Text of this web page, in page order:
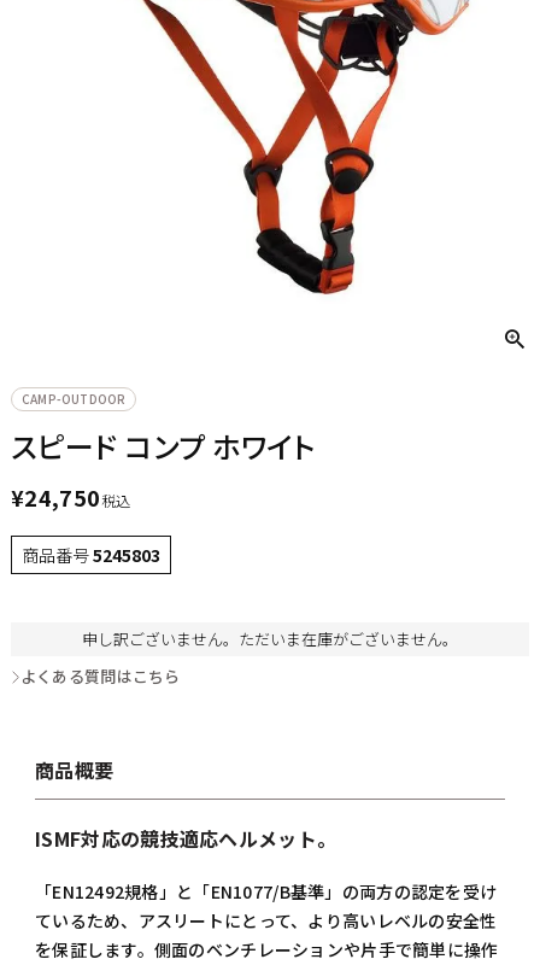
CAMP-OUTDOOR
スピード コンプ ホワイト
¥24,750税込
商品番号5245803
申し訳ございません。ただいま在庫がございません。
よくある質問はこちら
商品概要
ISMF対応の競技適応ヘルメット。
「EN12492規格」と「EN1077/B基準」の両方の認定を受け
ているため、アスリートにとって、より高いレベルの安全性
を保証します。側面のベンチレーションや片手で簡単に操作